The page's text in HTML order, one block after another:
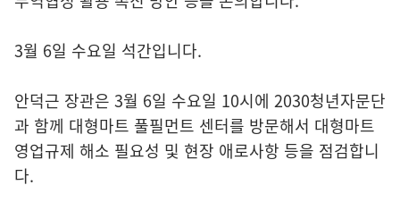
3월 6일 수요일 석간입니다.
안덕근 장관은 3월 6일 수요일 10시에 2030청년자문단
과 함께 대형마트 풀필먼트 센터를 방문해서 대형마트
영업규제 해소 필요성 및 현장 애로사항 등을 점검합니
다.